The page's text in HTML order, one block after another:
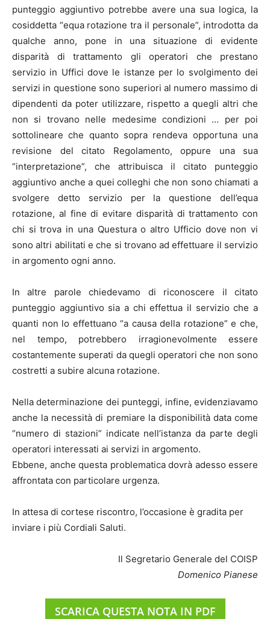
punteggio aggiuntivo potrebbe avere una sua logica, la
cosiddetta “equa rotazione tra il personale”, introdotta da
qualche anno, pone in una situazione di evidente
disparità di trattamento gli operatori che prestano
servizio in Uffici dove le istanze per lo svolgimento dei
servizi in questione sono superiori al numero massimo di
dipendenti da poter utilizzare, rispetto a quegli altri che
non si trovano nelle medesime condizioni … per poi
sottolineare che quanto sopra rendeva opportuna una
revisione del citato Regolamento, oppure una sua
“interpretazione”, che attribuisca il citato punteggio
aggiuntivo anche a quei colleghi che non sono chiamati a
svolgere detto servizio per la questione dell’equa
rotazione, al fine di evitare disparità di trattamento con
chi si trova in una Questura o altro Ufficio dove non vi
sono altri abilitati e che si trovano ad effettuare il servizio
in argomento ogni anno.
In altre parole chiedevamo di riconoscere il citato
punteggio aggiuntivo sia a chi effettua il servizio che a
quanti non lo effettuano “a causa della rotazione” e che,
nel tempo, potrebbero irragionevolmente essere
costantemente superati da quegli operatori che non sono
costretti a subire alcuna rotazione.
Nella determinazione dei punteggi, infine, evidenziavamo
anche la necessità di premiare la disponibilità data come
“numero di stazioni” indicate nell’istanza da parte degli
operatori interessati ai servizi in argomento.
Ebbene, anche questa problematica dovrà adesso essere
affrontata con particolare urgenza.
In attesa di cortese riscontro, l’occasione è gradita per
inviare i più Cordiali Saluti.
Il Segretario Generale del COISP
Domenico Pianese
SCARICA QUESTA NOTA IN PDF